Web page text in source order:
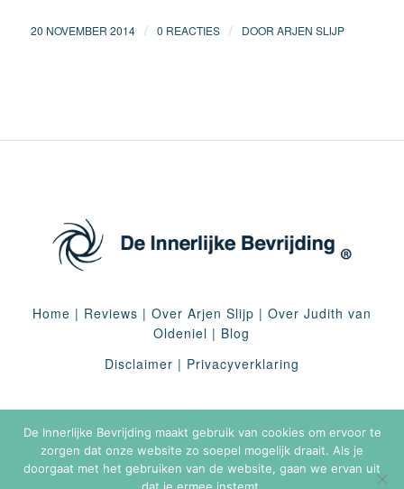
20 NOVEMBER 2014 / 0 REACTIES / DOOR ARJEN SLIJP
Home | Reviews | Over Arjen Slijp | Over Judith van
Oldeniel | Blog
Disclaimer | Privacyverklaring
De Innerlijke Bevrijding maakt gebruik van cookies om ervoor te
zorgen dat onze website zo soepel mogelijk draait. Als je
doorgaat met het gebruiken van de website, gaan we ervan uit